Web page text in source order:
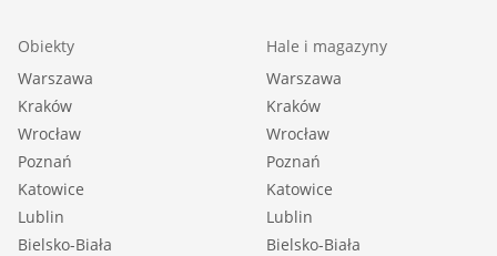
Obiekty
Warszawa
Kraków
Wrocław
Poznań
Katowice
Lublin
Bielsko-Biała
Hale i magazyny
Warszawa
Kraków
Wrocław
Poznań
Katowice
Lublin
Bielsko-Biała